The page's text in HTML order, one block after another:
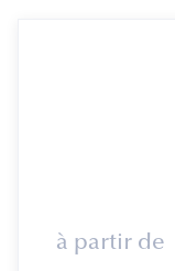
à partir de